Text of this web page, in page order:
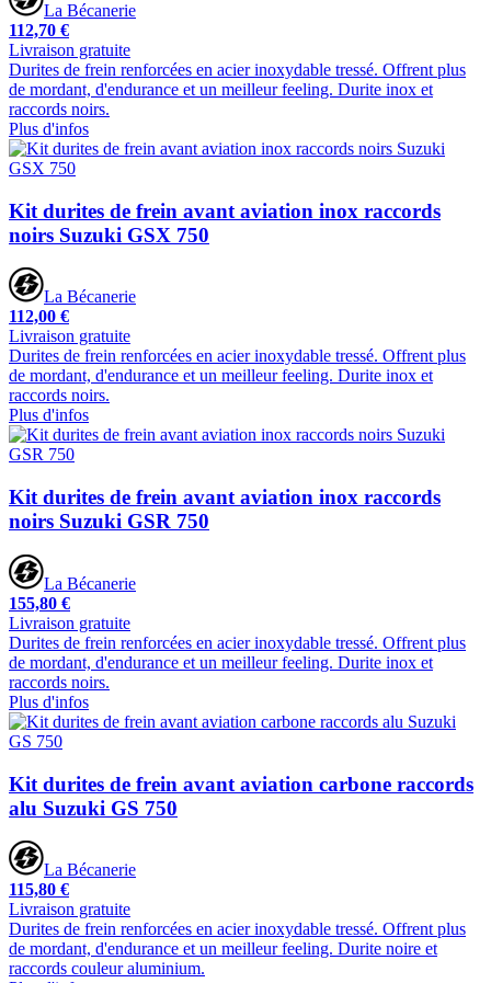
La Bécanerie
112,70 €
Livraison gratuite
Durites de frein renforcées en acier inoxydable tressé. Offrent plus
de mordant, d'endurance et un meilleur feeling. Durite inox et
raccords noirs.
Plus d'infos
Kit durites de frein avant aviation inox raccords
noirs Suzuki GSX 750
La Bécanerie
112,00 €
Livraison gratuite
Durites de frein renforcées en acier inoxydable tressé. Offrent plus
de mordant, d'endurance et un meilleur feeling. Durite inox et
raccords noirs.
Plus d'infos
Kit durites de frein avant aviation inox raccords
noirs Suzuki GSR 750
La Bécanerie
155,80 €
Livraison gratuite
Durites de frein renforcées en acier inoxydable tressé. Offrent plus
de mordant, d'endurance et un meilleur feeling. Durite inox et
raccords noirs.
Plus d'infos
Kit durites de frein avant aviation carbone raccords
alu Suzuki GS 750
La Bécanerie
115,80 €
Livraison gratuite
Durites de frein renforcées en acier inoxydable tressé. Offrent plus
de mordant, d'endurance et un meilleur feeling. Durite noire et
raccords couleur aluminium.